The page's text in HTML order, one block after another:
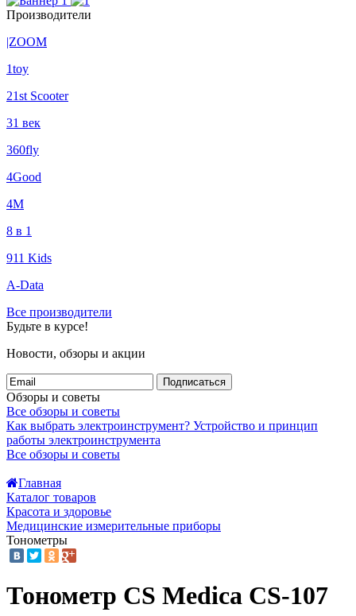
Производители
|ZOOM
1toy
21st Scooter
31 век
360fly
4Good
4М
8 в 1
911 Kids
A-Data
Все производители
Будьте в курсе!
Новости, обзоры и акции
Подписаться
Обзоры и советы
Все обзоры и советы
Как выбрать электроинструмент? Устройство и принцип
работы электроинструмента
Все обзоры и советы
Главная
Каталог товаров
Красота и здоровье
Медицинские измерительные приборы
Тонометры
Тонометр CS Medica CS-107